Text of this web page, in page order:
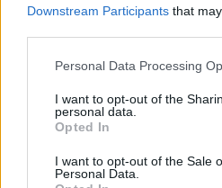
Downstream Participants that
Please note that this website/app
not limited to your visit or usage
grant or deny consent to Google
use your data for below specified
consent section.
Personal Data Processing
I want to opt-out of the
personal data.
Opted In
I want to opt-out of the Sale
Personal Data.
Ενα σημείο με πολλά